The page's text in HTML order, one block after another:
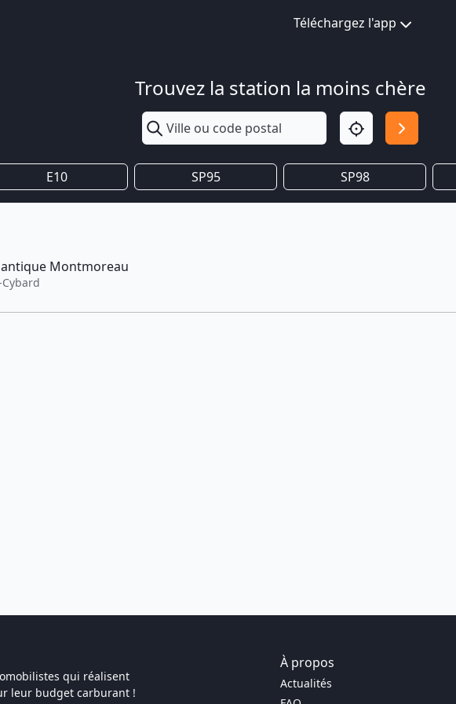
Téléchargez l'app
Trouvez la station la moins chère
E10 SP95 SP98
Montmoreau
qui réalisent
leur budget carburant !
À propos
Actualités